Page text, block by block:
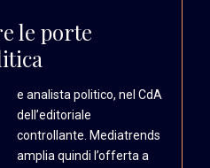
le porte
e analista politico, nel CdA
dell’editoriale
controllante. Mediatrends
amplia quindi l’offerta a